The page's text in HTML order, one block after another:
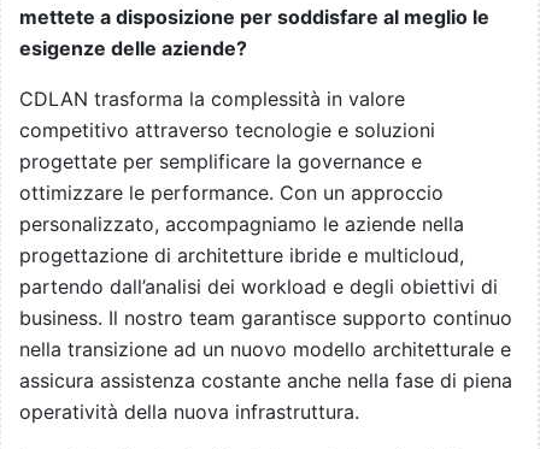
mettete a disposizione per soddisfare al meglio le
esigenze delle aziende?
CDLAN trasforma la complessità in valore
competitivo attraverso tecnologie e soluzioni
progettate per semplificare la governance e
ottimizzare le performance. Con un approccio
personalizzato, accompagniamo le aziende nella
progettazione di architetture ibride e multicloud,
partendo dall’analisi dei workload e degli obiettivi di
business. Il nostro team garantisce supporto continuo
nella transizione ad un nuovo modello architetturale e
assicura assistenza costante anche nella fase di piena
operatività della nuova infrastruttura.